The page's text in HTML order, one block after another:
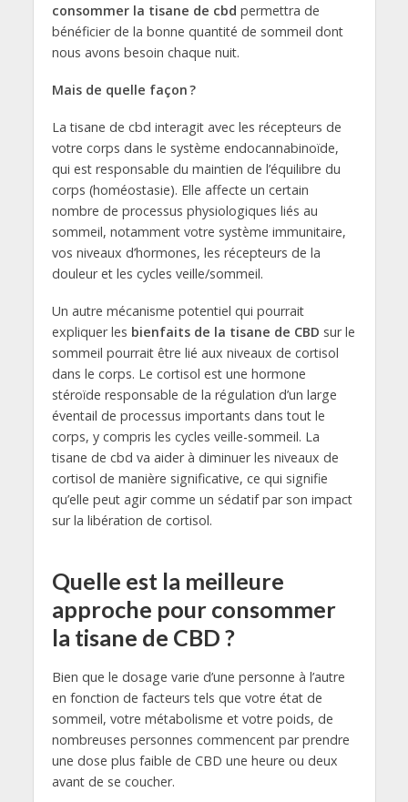
consommer la tisane de cbd permettra de
bénéficier de la bonne quantité de sommeil dont
nous avons besoin chaque nuit.
Mais de quelle façon ?
La tisane de cbd interagit avec les récepteurs de
votre corps dans le système endocannabinoïde,
qui est responsable du maintien de l’équilibre du
corps (homéostasie). Elle affecte un certain
nombre de processus physiologiques liés au
sommeil, notamment votre système immunitaire,
vos niveaux d’hormones, les récepteurs de la
douleur et les cycles veille/sommeil.
Un autre mécanisme potentiel qui pourrait
expliquer les bienfaits de la tisane de CBD sur le
sommeil pourrait être lié aux niveaux de cortisol
dans le corps. Le cortisol est une hormone
stéroïde responsable de la régulation d’un large
éventail de processus importants dans tout le
corps, y compris les cycles veille-sommeil. La
tisane de cbd va aider à diminuer les niveaux de
cortisol de manière significative, ce qui signifie
qu’elle peut agir comme un sédatif par son impact
sur la libération de cortisol.
Quelle est la meilleure
approche pour consommer
la tisane de CBD ?
Bien que le dosage varie d’une personne à l’autre
en fonction de facteurs tels que votre état de
sommeil, votre métabolisme et votre poids, de
nombreuses personnes commencent par prendre
une dose plus faible de CBD une heure ou deux
avant de se coucher.